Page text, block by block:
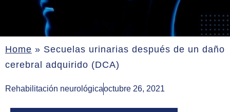
Home » Secuelas urinarias después de un daño
cerebral adquirido (DCA)
Rehabilitación neurológicaoctubre 26, 2021